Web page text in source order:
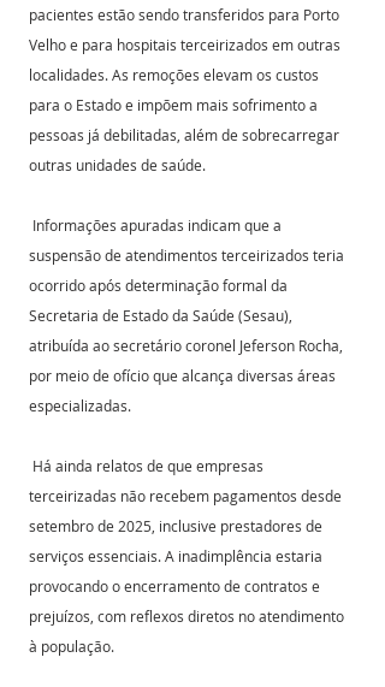
pacientes estão sendo transferidos para Porto
Velho e para hospitais terceirizados em outras
localidades. As remoções elevam os custos
para o Estado e impõem mais sofrimento a
pessoas já debilitadas, além de sobrecarregar
outras unidades de saúde.
Informações apuradas indicam que a
suspensão de atendimentos terceirizados teria
ocorrido após determinação formal da
Secretaria de Estado da Saúde (Sesau),
atribuída ao secretário coronel Jeferson Rocha,
por meio de ofício que alcança diversas áreas
especializadas.
Há ainda relatos de que empresas
terceirizadas não recebem pagamentos desde
setembro de 2025, inclusive prestadores de
serviços essenciais. A inadimplência estaria
provocando o encerramento de contratos e
prejuízos, com reflexos diretos no atendimento
à população.